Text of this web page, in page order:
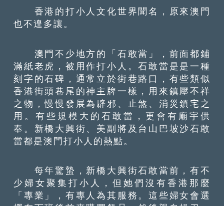
香港的打小人文化世界聞名，原來澳門
也不遑多讓。
澳門不少地方的「石敢當」，前面都鋪
滿紙老虎，被用作打小人。石敢當是是一種
刻字的石碑，通常立於街巷路口，有些類似
香港街頭巷尾的神主牌一樣，用來鎮壓不祥
之物，慢慢發展為辟邪、止煞、消災鎮宅之
用。有些規模大的石敢當，更會有廟宇供
奉。新橋大興街、美副將及台山巴坡沙石敢
當都是澳門打小人的熱點。
每年驚蟄，新橋大興街石敢當前，有不
少婦女聚集打小人，但她們沒有香港那麼
「專業」，有專人為其服務。這些婦女會選